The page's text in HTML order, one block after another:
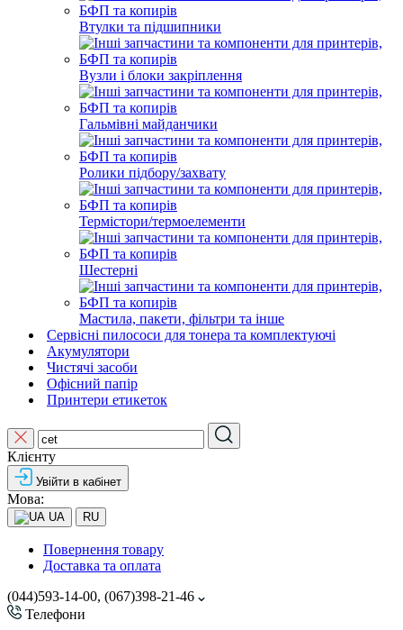
Втулки та підшипники
Вузли і блоки закріплення
Гальмівні майданчики
Ролики підбору/захвату
Термістори/термоелементи
Шестерні
Мастила, пакети, фільтри та інше
Сервісні пилососи для тонера та комплектуючі
Акумулятори
Чистячі засоби
Офісний папір
Принтери етикеток
Клієнту
Увійти в кабінет
Мова:
UA RU
Повернення товару
Доставка та оплата
(044)593-14-00, (067)398-21-46
Телефони